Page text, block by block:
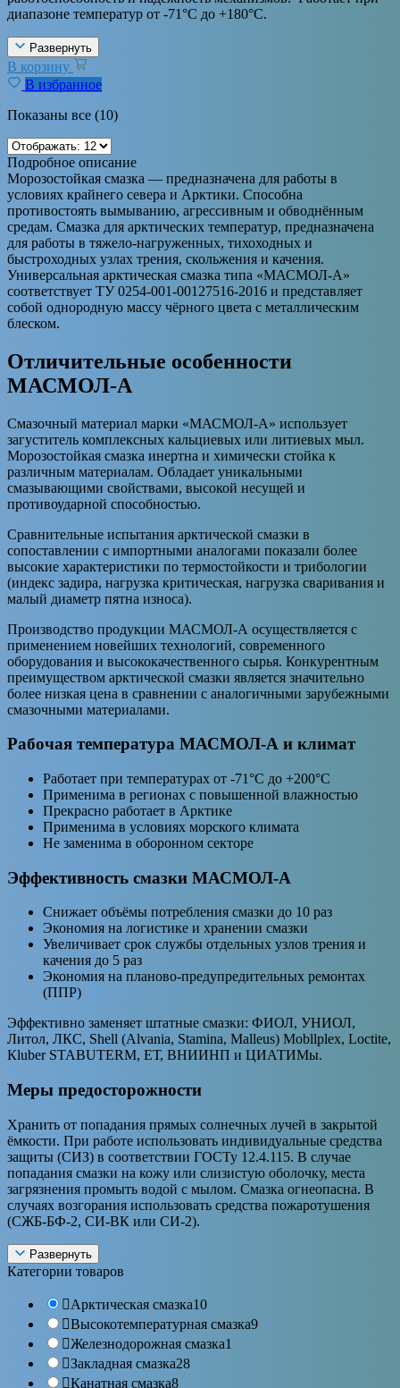
диапазоне температур от -71°С до +180°С.
Развернуть
В корзину
В избранное
Показаны все (10)
Подробное описание
Морозостойкая смазка — предназначена для работы в
условиях крайнего севера и Арктики. Способна
противостоять вымыванию, агрессивным и обводнённым
средам. Смазка для арктических температур, предназначена
для работы в тяжело-нагруженных, тихоходных и
быстроходных узлах трения, скольжения и качения.
Универсальная арктическая смазка типа «МАСМОЛ-А»
соответствует ТУ 0254-001-00127516-2016 и представляет
собой однородную массу чёрного цвета с металлическим
блеском.
Отличительные особенности
МАСМОЛ-А
Смазочный материал марки «МАСМОЛ-А» использует
загуститель комплексных кальциевых или литиевых мыл.
Морозостойкая смазка инертна и химически стойка к
различным материалам. Обладает уникальными
смазывающими свойствами, высокой несущей и
противоударной способностью.
Сравнительные испытания арктической смазки в
сопоставлении с импортными аналогами показали более
высокие характеристики по термостойкости и трибологии
(индекс задира, нагрузка критическая, нагрузка сваривания и
малый диаметр пятна износа).
Производство продукции МАСМОЛ-А осуществляется с
применением новейших технологий, современного
оборудования и высококачественного сырья. Конкурентным
преимуществом арктической смазки является значительно
более низкая цена в сравнении с аналогичными зарубежными
смазочными материалами.
Рабочая температура МАСМОЛ-А и климат
Работает при температурах от -71°С до +200°С
Применима в регионах с повышенной влажностью
Прекрасно работает в Арктике
Применима в условиях морского климата
Не заменима в оборонном секторе
Эффективность смазки МАСМОЛ-А
Снижает объёмы потребления смазки до 10 раз
Экономия на логистике и хранении смазки
Увеличивает срок службы отдельных узлов трения и
качения до 5 раз
Экономия на планово-предупредительных ремонтах
(ППР)
Эффективно заменяет штатные смазки: ФИОЛ, УНИОЛ,
Литол, ЛКС, Shell (Alvania, Stamina, Malleus) Mobllplex, Loctite,
Кluber STABUTERM, ЕТ, ВНИИНП и ЦИАТИМы.
Меры предосторожности
Хранить от попадания прямых солнечных лучей в закрытой
ёмкости. При работе использовать индивидуальные средства
защиты (СИЗ) в соответствии ГОСТу 12.4.115. В случае
попадания смазки на кожу или слизистую оболочку, места
загрязнения промыть водой с мылом. Смазка огнеопасна. В
случаях возгорания использовать средства пожаротушения
(СЖБ-БФ-2, СИ-ВК или СИ-2).
Развернуть
Категории товаров
Арктическая смазка10
Высокотемпературная смазка9
Железнодорожная смазка1
Закладная смазка28
Канатная смазка8